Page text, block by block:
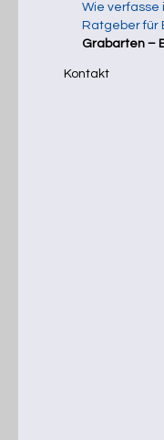
Wie verfasse
Ratgeber für
Grabarten –
Kontakt